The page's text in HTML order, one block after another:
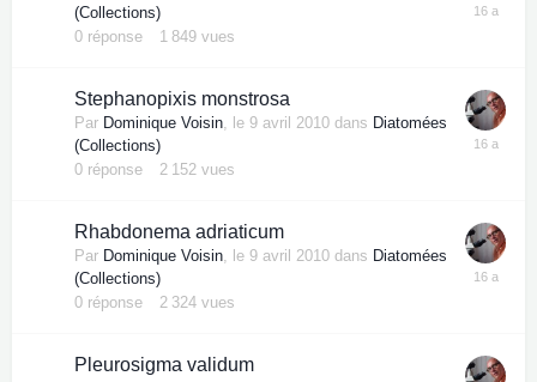
(Collections)
0 réponse 1 849 vues
Stephanopixis monstrosa
Par Dominique Voisin, le 9 avril 2010 dans Diatomées
(Collections)
0 réponse 2 152 vues
Rhabdonema adriaticum
Par Dominique Voisin, le 9 avril 2010 dans Diatomées
(Collections)
0 réponse 2 324 vues
Pleurosigma validum